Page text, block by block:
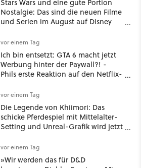
Stars Wars und eine gute Portion
Nostalgie: Das sind die neuen Filme
und Serien im August auf Disney
vor einem Tag
Ich bin entsetzt: GTA 6 macht jetzt
Werbung hinter der Paywall?! -
Phils erste Reaktion auf den Netflix-
vor einem Tag
Die Legende von Khiimori: Das
schicke Pferdespiel mit Mittelalter-
Setting und Unreal-Grafik wird jetzt
vor einem Tag
»Wir werden das für D&D